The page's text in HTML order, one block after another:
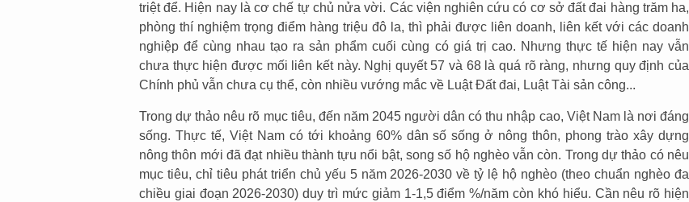
triệt để. Hiện nay là cơ chế tự chủ nửa vời. Các viện nghiên cứu có cơ sở đất đai hàng trăm ha,
phòng thí nghiệm trọng điểm hàng triệu đô la, thì phải được liên doanh, liên kết với các doanh
nghiệp để cùng nhau tạo ra sản phẩm cuối cùng có giá trị cao. Nhưng thực tế hiện nay vẫn
chưa thực hiện được mối liên kết này. Nghị quyết 57 và 68 là quá rõ ràng, nhưng quy định của
Chính phủ vẫn chưa cụ thể, còn nhiều vướng mắc về Luật Đất đai, Luật Tài sản công...
Trong dự thảo nêu rõ mục tiêu, đến năm 2045 người dân có thu nhập cao, Việt Nam là nơi đáng
sống. Thực tế, Việt Nam có tới khoảng 60% dân số sống ở nông thôn, phong trào xây dựng
nông thôn mới đã đạt nhiều thành tựu nổi bật, song số hộ nghèo vẫn còn. Trong dự thảo có nêu
mục tiêu, chỉ tiêu phát triển chủ yếu 5 năm 2026-2030 về tỷ lệ hộ nghèo (theo chuẩn nghèo đa
chiều giai đoạn 2026-2030) duy trì mức giảm 1-1,5 điểm %/năm còn khó hiểu. Cần nêu rõ hiện